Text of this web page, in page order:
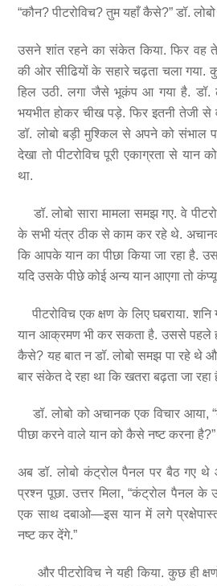
“कौन? पीटरोविच? तुम यहाँ कैसे?” डॉ.
उसने शांत रहने का संकेत किया. फिर वह
की ओर सीढियों के सहारे चढ़ता चला गया.
हिल उठी. लगा जैसे भूकंप आ गया है. डॉ.
भयभीत होकर चीख पड़े. फिर इतनी तेजी
डॉ. लोबो बड़ी मुश्किल से अपने को संभाल
देखा तो पीटरोविच पूरी एकाग्रता से यान
था.
डॉ. लोबो सारा मामला समझ गए. वे
के सभी यंत्र ठीक से काम कर रहे थे.
कि आपके यान का पीछा किया जा रहा है.
यदि उसके पीछे कोई अन्य यान आएगा तो
पीटरोविच एक क्षण के लिए घबराया. शनि
यान आक्रमण भी कर सकता है. उससे पहले
कैसे? यह बात न डॉ. लोबो समझ पा रहे थे
बार संकेत दे रहा था कि खतरा बढ़ता जा रहा
डॉ. लोबो को अचानक एक विचार आया,
पीछा करने वाले यान को कैसे नष्ट करना है?”
अब डॉ. लोबो कंट्रोल पैनल पर बैठ गए थे
प्रश्न पूछा. उत्तर मिला, “कंट्रोल पैनल के
एक साथ दबाओ—इस यान में लगे
नष्ट कर देंगे.”
और पीटरोविच ने यही किया. कुछ ही